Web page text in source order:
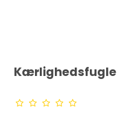
Kærlighedsfugle